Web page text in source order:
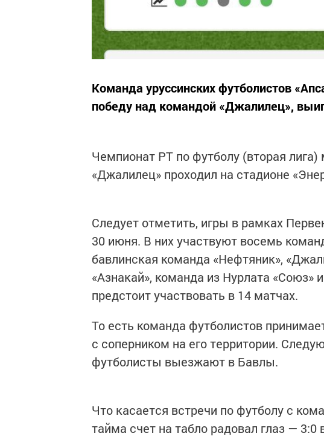
Команда уруссинских футболистов
победу над командой «Джалилец»,
Чемпионат РТ по футболу (вторая
«Джалилец» проходил на стадионе
Следует отметить, игры в рамках
30 июня. В них участвуют восемь
бавлинская команда «Нефтяник»,
«Азнакай», команда из Нурлата
предстоит участвовать в 14 матчах.
То есть команда футболистов
с соперником на его территории.
футболисты выезжают в Бавлы.
Что касается встречи по футболу с
тайма счет на табло радовал глаз — 3:0